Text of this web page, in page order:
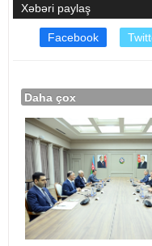
Xəbəri paylaş
Facebook
Daha çox